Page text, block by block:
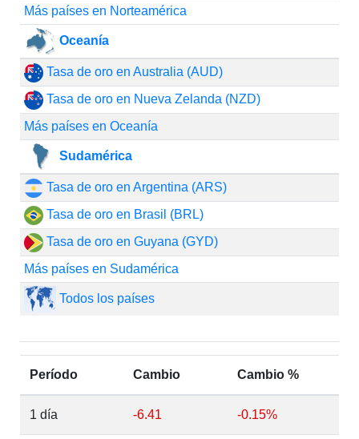
Más países en Norteamérica
Oceanía
Tasa de oro en Australia (AUD)
Tasa de oro en Nueva Zelanda (NZD)
Más países en Oceanía
Sudamérica
Tasa de oro en Argentina (ARS)
Tasa de oro en Brasil (BRL)
Tasa de oro en Guyana (GYD)
Más países en Sudamérica
Todos los países
Período Cambio Cambio %
1 día -6.41 -0.15%